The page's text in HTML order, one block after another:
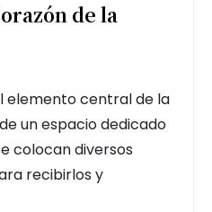
de la
elemento central de la
un espacio dedicado
colocan diversos
recibirlos y